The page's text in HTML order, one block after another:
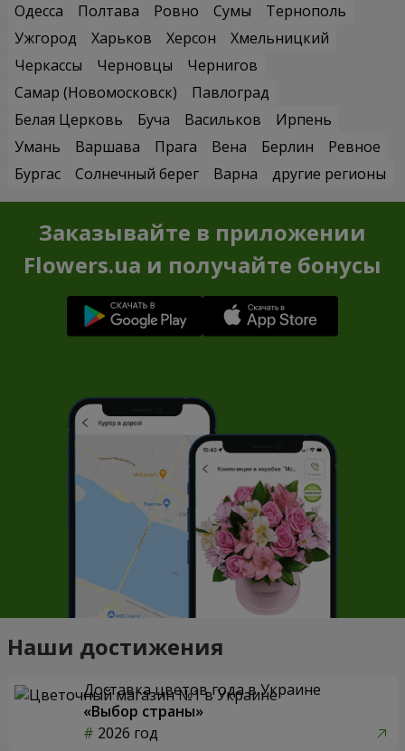
Одесса
Полтава Ровно Сумы
Тернополь
Ужгород
Харьков Херсон
Хмельницкий
Черкассы
Черновцы
Чернигов
Самар (Новомосковск)
Павлоград
Белая Церковь
Буча Васильков
Ирпень
Умань
Варшава Прага Вена Берлин
Ревное
Бургас
Солнечный берег Варна другие регионы
Заказывайте в приложении
Flowers.ua и получайте бонусы
Наши достижения
Доставка цветов года в Украине
«Выбор страны»
2026 год